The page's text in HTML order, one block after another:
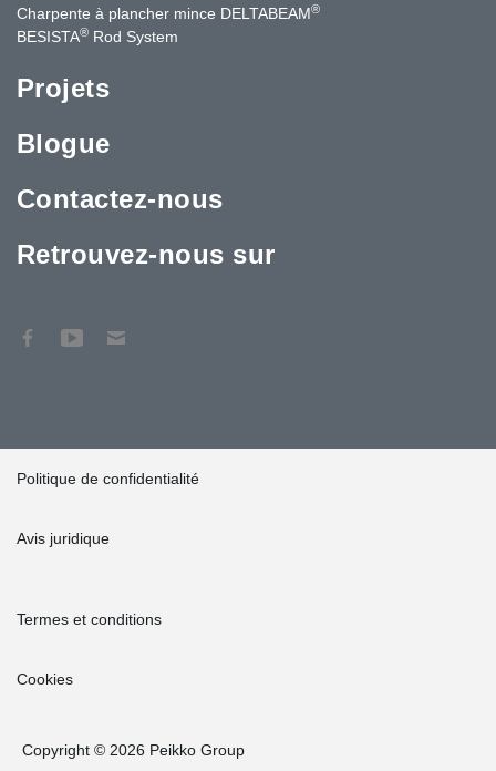
Charpente à plancher mince DELTABEAM®
BESISTA® Rod System
Projets
Blogue
Contactez-nous
Retrouvez-nous sur
Politique de confidentialité
Avis juridique
Termes et conditions
Cookies
Copyright © 2026 Peikko Group